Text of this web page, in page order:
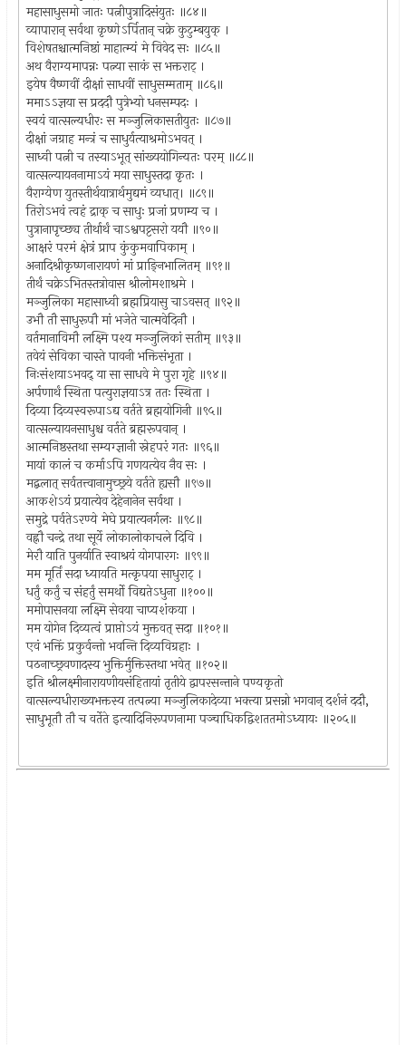
महासाधुसमो जातः पत्नीपुत्रादिसंयुतः ॥८४॥
व्यापारान् सर्वथा कृष्णेऽर्पितान् चक्रे कुटुम्बयुक् ।
विशेषतश्चात्मनिष्ठां माहात्म्यं मे विवेद सः ॥८५॥
अथ वैराग्यमापन्नः पत्न्या साकं स भक्तराट् ।
इयेष वैष्णवीं दीक्षां साधवीं साधुसम्मताम् ॥८६॥
ममाऽऽज्ञया स प्रददौ पुत्रेभ्यो धनसम्पदः ।
स्वयं वात्सल्यधीरः स मञ्जुलिकासतीयुतः ॥८७॥
दीक्षां जग्राह मन्त्रं च साधुर्यत्याश्रमोऽभवत् ।
साध्वी पत्नी च तस्याऽभूत् सांख्ययोगिन्यतः परम् ॥८८॥
वात्सल्यायननामाऽयं मया साधुस्तदा कृतः ।
वैराग्येण युतस्तीर्थयात्रार्थमुद्यमं व्यधात्। ॥८९॥
तिरोऽभवं त्वहं द्राक् च साधुः प्रजां प्रणम्य च ।
पुत्रानापृच्छ्य तीर्थार्थं चाऽश्वपट्टसरो ययौ ॥९०॥
आक्षरं परमं क्षेत्रं प्राप कुंकुमवापिकाम् ।
अनादिश्रीकृष्णनारायणं मां प्राङ्निभालितम् ॥९१॥
तीर्थं चक्रेऽभितस्तत्रोवास श्रीलोमशाश्रमे ।
मञ्जुलिका महासाध्वी ब्रह्मप्रियासु चाऽवसत् ॥९२॥
उभौ तौ साधुरूपौ मां भजेते चात्मवेदिनौ ।
वर्तमानाविमौ लक्ष्मि पश्य मञ्जुलिकां सतीम् ॥९३॥
तवेयं सेविका चास्ते पावनी भक्तिसंभृता ।
निःसंशयाऽभवद् या सा साधवे मे पुरा गृहे ॥९४॥
अर्पणार्थं स्थिता पत्युराज्ञयाऽत्र ततः स्थिता ।
दिव्या दिव्यस्वरूपाऽद्य वर्तते ब्रह्मयोगिनी ॥९५॥
वात्सल्यायनसाधुश्च वर्तते ब्रह्मरूपवान् ।
आत्मनिष्ठस्तथा सम्यग्ज्ञानी स्नेहपरं गतः ॥९६॥
मायां कालं च कर्माऽपि गणयत्येव नैव सः ।
मद्बलात् सर्वतत्त्वानामुच्छ्रये वर्तते ह्यसौ ॥९७॥
आकशेऽयं प्रयात्येव देहेनानेन सर्वथा ।
समुद्रे पर्वतेऽरण्ये मेघे प्रयात्यनर्गलः ॥९८॥
वह्नौ चन्द्रे तथा सूर्ये लोकालोकाचले दिवि ।
मेरौ याति पुनर्याति स्वाश्रयं योगपारगः ॥९९॥
मम मूर्तिं सदा ध्यायति मत्कृपया साधुराट् ।
धर्तुं कर्तुं च संहर्तुं समर्थो विद्यतेऽधुना ॥१००॥
ममोपासनया लक्ष्मि सेवया चाप्यशंकया ।
मम योगेन दिव्यत्वं प्राप्तोऽयं मुक्तवत् सदा ॥१०१॥
एवं भक्तिं प्रकुर्वन्तो भवन्ति दिव्यविग्रहाः ।
पठनाच्छ्रवणादस्य भुक्तिर्मुक्तिस्तथा भवेत् ॥१०२॥
इति श्रीलक्ष्मीनारायणीयसंहितायां तृतीये द्वापरसन्ताने पण्यकृतो
वात्सल्यधीराख्यभक्तस्य तत्पत्न्या मञ्जुलिकादेव्या भक्त्या प्रसन्नो भगवान् दर्शनं ददौ,
साधुभूतौ तौ च वर्तेते इत्यादिनिरूपणनामा पञ्चाधिकद्विशततमोऽध्यायः ॥२०५॥